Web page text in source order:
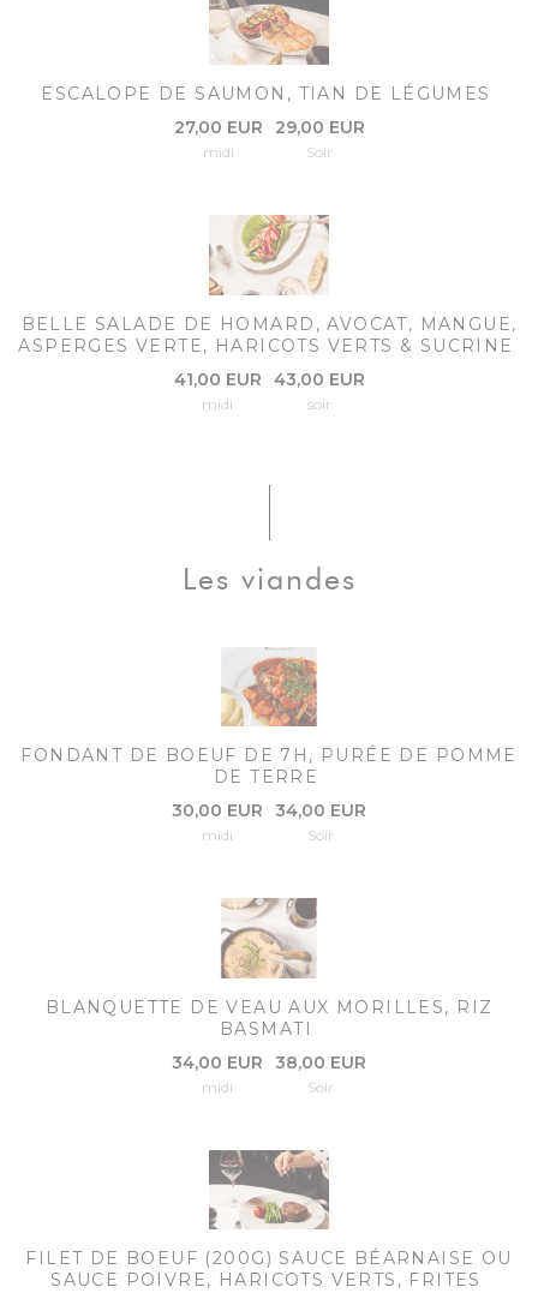
ESCALOPE DE SAUMON, TIAN DE LÉGUMES
27,00 EUR
midi
29,00 EUR
Soir
BELLE SALADE DE HOMARD, AVOCAT, MANGUE,
ASPERGES VERTE, HARICOTS VERTS & SUCRINE
41,00 EUR
midi
43,00 EUR
soir
Les viandes
FONDANT DE BOEUF DE 7H, PURÉE DE POMME
DE TERRE
30,00 EUR
midi
34,00 EUR
Soir
BLANQUETTE DE VEAU AUX MORILLES, RIZ
BASMATI
34,00 EUR
midi
38,00 EUR
Soir
FILET DE BOEUF (200G) SAUCE BÉARNAISE OU
SAUCE POIVRE, HARICOTS VERTS, FRITES